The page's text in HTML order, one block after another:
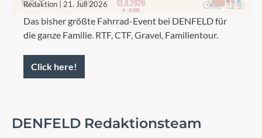
Redaktion | 21. Juli 2026
Das bisher größte Fahrrad-Event bei DENFELD für
die ganze Familie. RTF, CTF, Gravel, Familientour.
Click here!
DENFELD Redaktionsteam